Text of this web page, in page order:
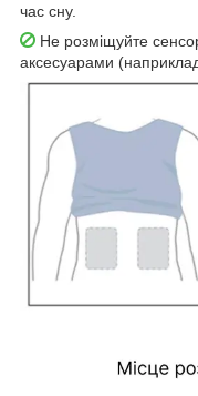
час сну.
Не розміщуйте
аксесуарами